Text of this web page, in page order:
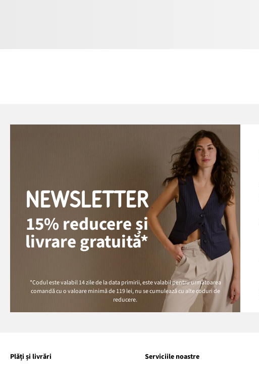
NEWSLETTER
15% reducere și
livrare gratuită*
*Codul este valabil 14 zile de la data primirii, este valabil pentru următoarea
comandă cu o valoare minimă de119 lei, nu se cumulează cu alte coduri de
reducere.
Plăți și livrări Serviciile noastre